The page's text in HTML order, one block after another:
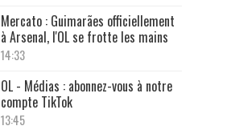
Mercato : Guimarães officiellement
à Arsenal, l'OL se frotte les mains
14:33
OL - Médias : abonnez-vous à notre
compte TikTok
13:45